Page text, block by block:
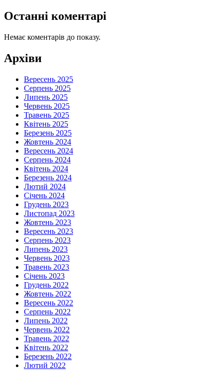
Останні коментарі
Немає коментарів до показу.
Архіви
Вересень 2025
Серпень 2025
Липень 2025
Червень 2025
Травень 2025
Квітень 2025
Березень 2025
Жовтень 2024
Вересень 2024
Серпень 2024
Квітень 2024
Березень 2024
Лютий 2024
Січень 2024
Грудень 2023
Листопад 2023
Жовтень 2023
Вересень 2023
Серпень 2023
Липень 2023
Червень 2023
Травень 2023
Січень 2023
Грудень 2022
Жовтень 2022
Вересень 2022
Серпень 2022
Липень 2022
Червень 2022
Травень 2022
Квітень 2022
Березень 2022
Лютий 2022